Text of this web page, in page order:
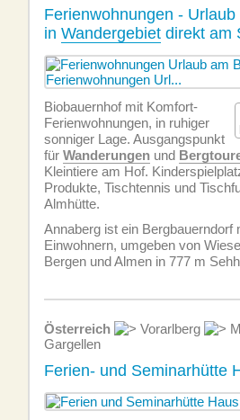
Ferienwohnungen -
in Wandergebiet direkt am
Biobauernhof mit Komfort-
Ferien­wohnungen, in ruhiger
sonniger Lage. Ausgangspunkt
für Wanderungen und
Kleintiere am Hof.
Produkte, Tischtennis und
Almhütte.
Annaberg ist ein Bergbauerndorf
Einwohnern, umgeben von
Bergen und Almen in 777 m
Österreich Vorarlberg
Gargellen
Ferien- und Seminarhütte